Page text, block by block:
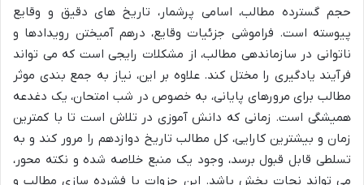
حجم گسترده مطالب، اسامی پرشمار، تاریخ های دقیق و وقایع
پیوسته است. فراموشی جزئیات وقایع، درهم آمیختن رویدادها و
ناتوانی در سازماندهی مطالب، از مشکلات رایجی است که می تواند
فرآیند یادگیری را مختل کند. علاوه بر این، نیاز به جمع بندی موثر
مطالب برای مرورهای پایانی، به خصوص در شب امتحان، یک دغدعه
همیشگی است. زمانی که دانش آموزی در تلاش است تا با کمترین
زمان و بیشترین کارایی، کل مطالب تاریخ دوازدهم را مرور کند و به
تسلطی قابل قبول برسد، وجود یک منبع خلاصه شده و نکته محور،
می تواند نجات بخش باشد. این جزوات با فشرده سازی مطالب و